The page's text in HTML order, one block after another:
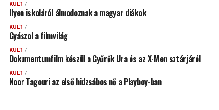
KULT
Ilyen iskoláról álmodoznak a magyar diákok
KULT
Gyászol a filmvilág
KULT
Dokumentumfilm készül a Gyűrűk Ura és az X-Men sztárjáról
KULT
Noor Tagouri az első hidzsábos nő a Playboy-ban